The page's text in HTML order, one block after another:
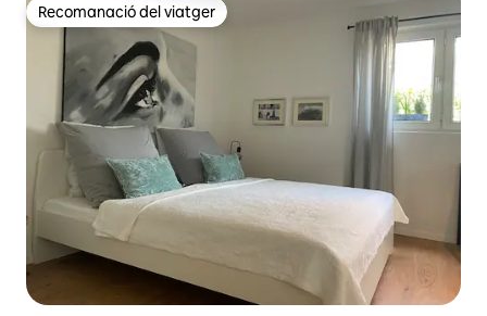
Recomanació del viatger
Recomanació del viatger